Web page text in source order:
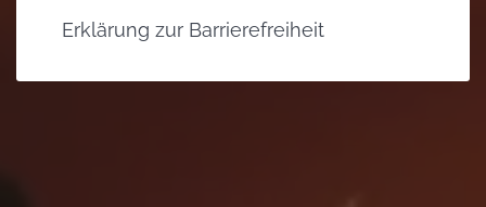
Erklärung zur Barrierefreiheit